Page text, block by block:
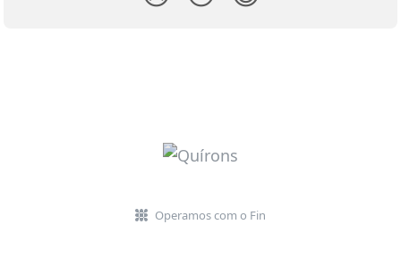
Operamos com o Fin